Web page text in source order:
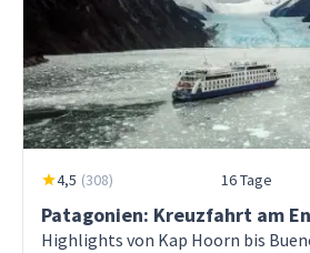
4,5 (308) 16 Tage
Patagonien: Kreuzfahrt am
Highlights von Kap Hoorn bis